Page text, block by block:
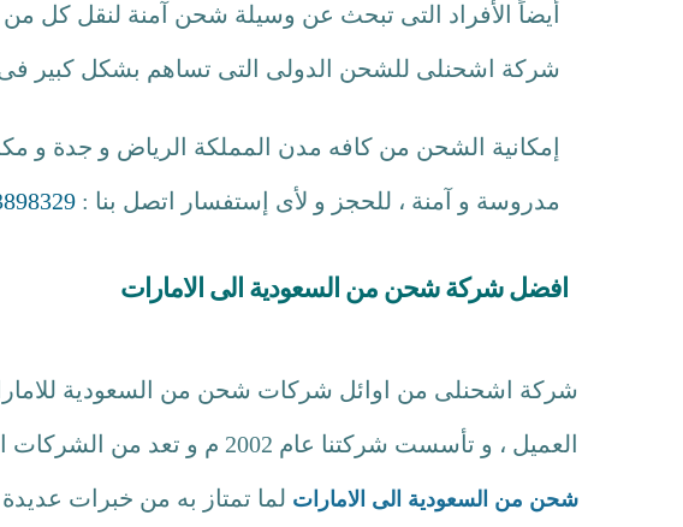
أيضاً الأفراد التى تبحث عن وسيلة شحن آمنة لنقل كل
شركة اشحنلى للشحن الدولى التى تساهم بشكل كبير فى
مدروسة و آمنة ، للحجز و لأى إستفسار اتصل بنا :
افضل شركة شحن من السعودية الى الامارات
شركة اشحنلى من اوائل شركات شحن من السعودية
العميل ، و تأسست شركتنا عام 2002 م و تعد من الشركات المتخصصة التى تعمل فى مجال الشحن و التخليص الجمركى ، و تعتبر افضل
شحن من السعودية الى الامارات لما تمتاز به من خبرات